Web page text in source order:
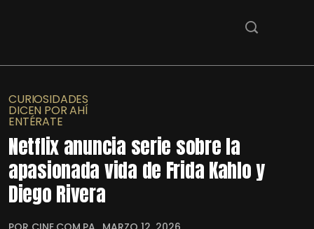
CURIOSIDADES
DICEN POR AHÍ
ENTÉRATE
Netflix anuncia serie sobre la
apasionada vida de Frida Kahlo y
Diego Rivera